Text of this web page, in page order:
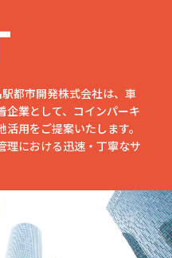
都市開発株式会社は、車
企業として、コインパーキ
用をご提案いたします。
理における迅速・丁寧なサ